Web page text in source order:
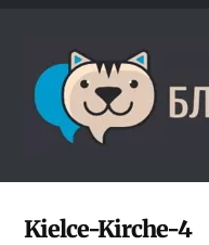
Kielce-Kirche-4